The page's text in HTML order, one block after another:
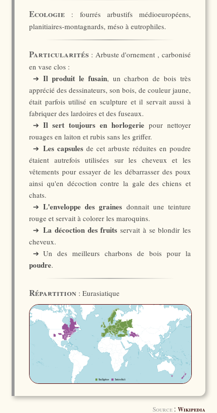
Ecologie : fourrés arbustifs médioeuropéens,
planitiaires-montagnards, méso à eutrophiles.
Particularités : Arbuste d'ornement , carbonisé
en vase clos :
➔ Il produit le fusain, un charbon de bois très
apprécié des dessinateurs, son bois, de couleur jaune,
était parfois utilisé en sculpture et il servait aussi à
fabriquer des lardoires et des fuseaux.
➔ Il sert toujours en horlogerie pour nettoyer
rouages en laiton et rubis sans les griffer.
➔ Les capsules de cet arbuste réduites en poudre
étaient autrefois utilisées sur les cheveux et les
vêtements pour essayer de les débarrasser des poux
ainsi qu'en décoction contre la gale des chiens et
chats.
➔ L'enveloppe des graines donnait une teinture
rouge et servait à colorer les maroquins.
➔ La décoction des fruits servait à se blondir les
cheveux.
➔ Un des meilleurs charbons de bois pour la
poudre.
Répartition : Eurasiatique
Source : Wikipedia